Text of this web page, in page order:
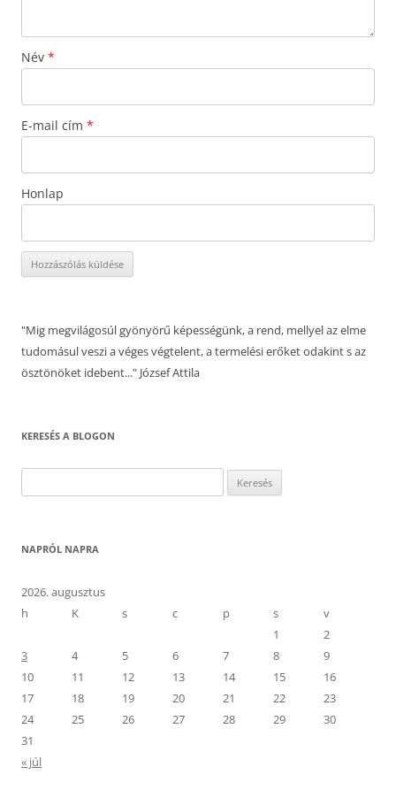
Név *
E-mail cím *
Honlap
"Mig megvilágosúl gyönyörű képességünk, a rend, mellyel az elme
tudomásul veszi a véges végtelent, a termelési erőket odakint s az
ösztönöket idebent..." József Attila
KERESÉS A BLOGON
NAPRÓL NAPRA
2026. augusztus
h
K s c p s
v
1
2
3
4 5 6 7 8
9
10
11 12 13 14 15
16
17
18 19 20 21 22
23
24
25 26 27 28 29
30
31
« júl